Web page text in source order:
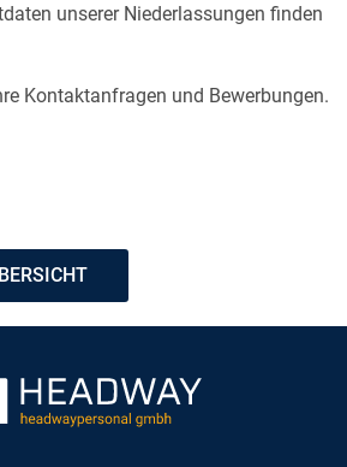
unserer Niederlassungen finden
Kontaktanfragen und Bewerbungen.